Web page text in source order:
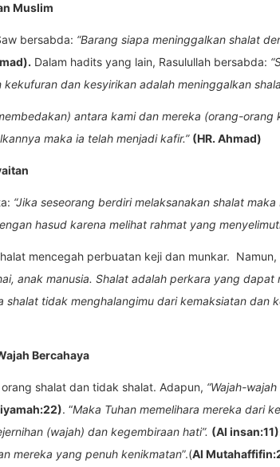
Muslim
bersabda: “Barang siapa meninggalkan shalat
Dalam hadits yang lain, Rasulullah bersabda:
dan kesyirikan adalah meninggalkan
antara kami dan mereka (orang-
maka ia telah menjadi kafir.” (HR. Ahmad)
“Jika seseorang berdiri melaksanakan shalat
hasud karena melihat rahmat yang
mencegah perbuatan keji dan munkar. Namun,
anak manusia. Shalat adalah perkara yang
shalat tidak menghalangimu dari kemaksiatan dan
Bercahaya
shalat dan tidak shalat. Adapun, “Wajah-
. “Maka Tuhan memelihara mereka dari
(wajah) dan kegembiraan hati”. (Al
mereka yang penuh kenikmatan”.(Al